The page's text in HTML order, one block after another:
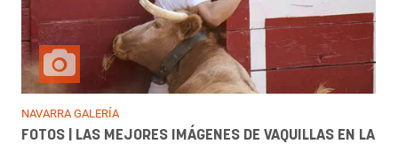
NAVARRA GALERÍA
FOTOS | LAS MEJORES IMÁGENES DE VAQUILLAS EN LA